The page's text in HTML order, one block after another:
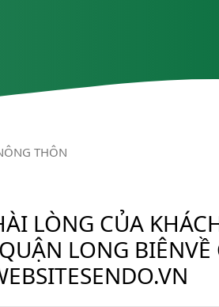
THÔN
LÒNG CỦA
LONG BIÊNVỀ